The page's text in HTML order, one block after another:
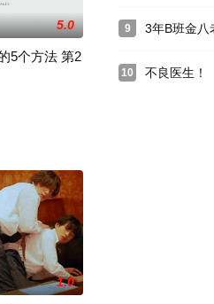
三人开始一起玩
軒下に置かれていた赤ん坊は、この
因为有棒球的经验，当上了体育杂志
5.0
5个方法 第2
1.0
9 3年B班金八
10 不良医生！